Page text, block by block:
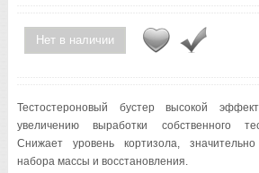
Нет в наличии
Тестостероновый бустер высокой
увеличению выработки собственного
Снижает уровень кортизола,
набора массы и восстановления.